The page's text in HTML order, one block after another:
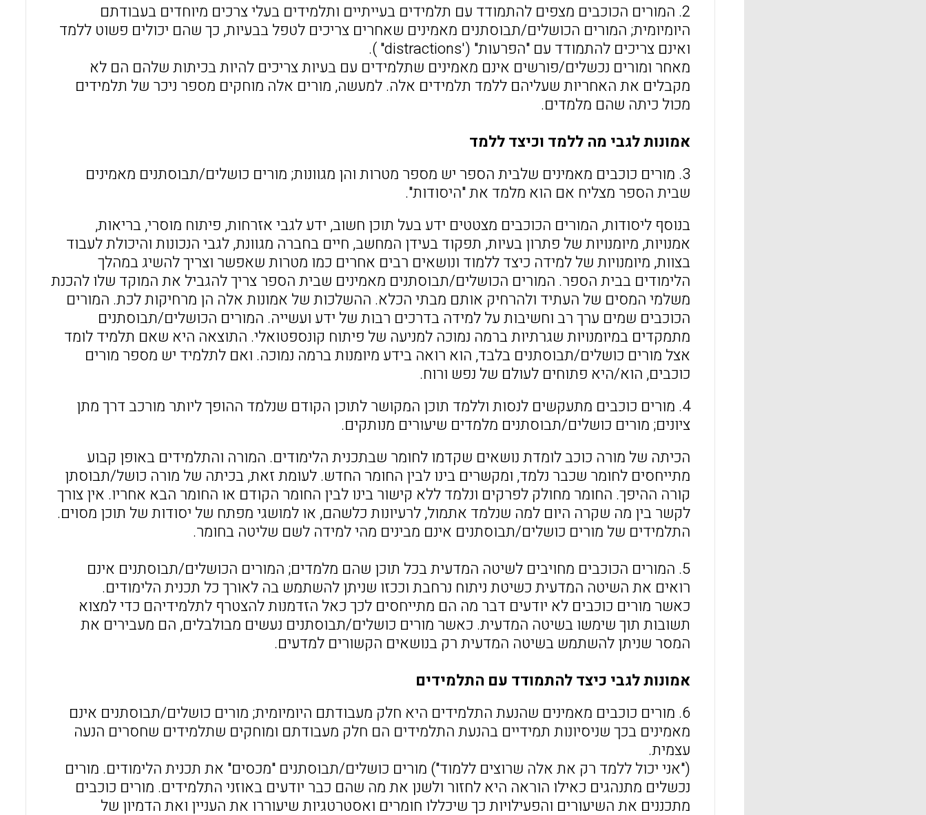
2. המורים הכוכבים מצפים להתמודד עם תלמידים בעייתיים ותלמידים בעלי צרכים מיוחדים בעבודתם
היומיומית; המורים הכושלים/תבוסתנים מאמינים שאחרים צריכים לטפל בבעיות, כך שהם יכולים פשוט ללמד
ואינם צריכים להתמודד עם "הפרעות" ('distractions" ).
מאחר ומורים נכשלים/פורשים אינם מאמינים שתלמידים עם בעיות צריכים להיות בכיתות שלהם הם לא
מקבלים את האחריות שעליהם ללמד תלמידים אלה. למעשה, מורים אלה מוחקים מספר ניכר של תלמידים
מכול כיתה שהם מלמדים.
אמונות לגבי מה ללמד וכיצד ללמד
3. מורים כוכבים מאמינים שלבית הספר יש מספר מטרות והן מגוונות; מורים כושלים/תבוסתנים מאמינים
שבית הספר מצליח אם הוא מלמד את "היסודות".
בנוסף ליסודות, המורים הכוכבים מצטטים ידע בעל תוכן חשוב, ידע לגבי אזרחות, פיתוח מוסרי, בריאות,
אמנויות, מיומנויות של פתרון בעיות, תפקוד בעידן המחשב, חיים בחברה מגוונת, לגבי הנכונות והיכולת לעבוד
בצוות, מיומנויות של למידה כיצד ללמוד ונושאים רבים אחרים כמו מטרות שאפשר וצריך להשיג במהלך
הלימודים בבית הספר. המורים הכושלים/תבוסתנים מאמינים שבית הספר צריך להגביל את המוקד שלו להכנת
משלמי המסים של העתיד ולהרחיק אותם מבתי הכלא. ההשלכות של אמונות אלה הן מרחיקות לכת. המורים
הכוכבים שמים ערך רב וחשיבות על למידה בדרכים רבות של ידע ועשייה. המורים הכושלים/תבוסתנים
מתמקדים במיומנויות שגרתיות ברמה נמוכה למניעה של פיתוח קונספטואלי. התוצאה היא שאם תלמיד לומד
אצל מורים כושלים/תבוסתנים בלבד, הוא רואה בידע מיומנות ברמה נמוכה. ואם לתלמיד יש מספר מורים
כוכבים, הוא/היא פתוחים לעולם של נפש ורוח.
4. מורים כוכבים מתעקשים לנסות וללמד תוכן המקושר לתוכן הקודם שנלמד ההופך ליותר מורכב דרך מתן
ציונים; מורים כושלים/תבוסתנים מלמדים שיעורים מנותקים.
הכיתה של מורה כוכב לומדת נושאים שקדמו לחומר שבתכנית הלימודים. המורה והתלמידים באופן קבוע
מתייחסים לחומר שכבר נלמד, ומקשרים בינו לבין החומר החדש. לעומת זאת, בכיתה של מורה כושל/תבוסתן
קורה ההיפך. החומר מחולק לפרקים ונלמד ללא קישור בינו לבין החומר הקודם או החומר הבא אחריו. אין צורך
לקשר בין מה שקרה היום למה שנלמד אתמול, לרעיונות כלשהם, או למושגי מפתח של יסודות של תוכן מסוים.
התלמידים של מורים כושלים/תבוסתנים אינם מבינים מהי למידה לשם שליטה בחומר.
5. המורים הכוכבים מחויבים לשיטה המדעית בכל תוכן שהם מלמדים; המורים הכושלים/תבוסתנים אינם
רואים את השיטה המדעית כשיטת ניתוח נרחבת וככזו שניתן להשתמש בה לאורך כל תכנית הלימודים.
כאשר מורים כוכבים לא יודעים דבר מה הם מתייחסים לכך כאל הזדמנות להצטרף לתלמידיהם כדי למצוא
תשובות תוך שימשו בשיטה המדעית. כאשר מורים כושלים/תבוסתנים נעשים מבולבלים, הם מעבירים את
המסר שניתן להשתמש בשיטה המדעית רק בנושאים הקשורים למדעים.
אמונות לגבי כיצד להתמודד עם התלמידים
6. מורים כוכבים מאמינים שהנעת התלמידים היא חלק מעבודתם היומיומית; מורים כושלים/תבוסתנים אינם
מאמינים בכך שניסיונות תמידיים בהנעת התלמידים הם חלק מעבודתם ומוחקים שתלמידים שחסרים הנעה
עצמית.
("אני יכול ללמד רק את אלה שרוצים ללמוד") מורים כושלים/תבוסתנים "מכסים" את תכנית הלימודים. מורים
נכשלים מתנהגים כאילו הוראה היא לחזור ולשנן את מה שהם כבר יודעים באוזני התלמידים. מורים כוכבים
מתכננים את השיעורים והפעילויות כך שיכללו חומרים ואסטרטגיות שיעוררו את העניין ואת הדמיון של